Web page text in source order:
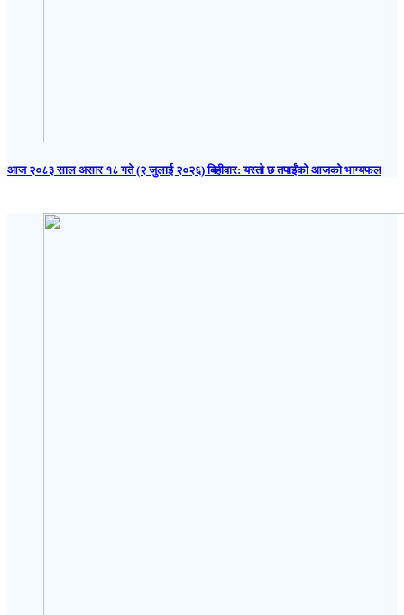
आज २०८३ साल असार १८ गते (२ जुलाई २०२६) बिहीवार: यस्तो छ तपाईंको आजको भाग्यफल